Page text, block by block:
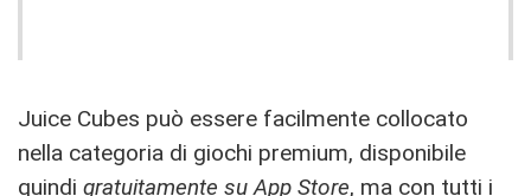
Juice Cubes può essere facilmente collocato
nella categoria di giochi premium, disponibile
quindi gratuitamente su App Store, ma con tutti i